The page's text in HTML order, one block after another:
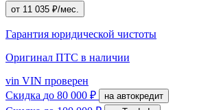
от 11 035 ₽/мес.
Гарантия юридической чистоты
Оригинал ПТС в наличии
vin VIN проверен
Скидка до 80 000 ₽ на автокредит